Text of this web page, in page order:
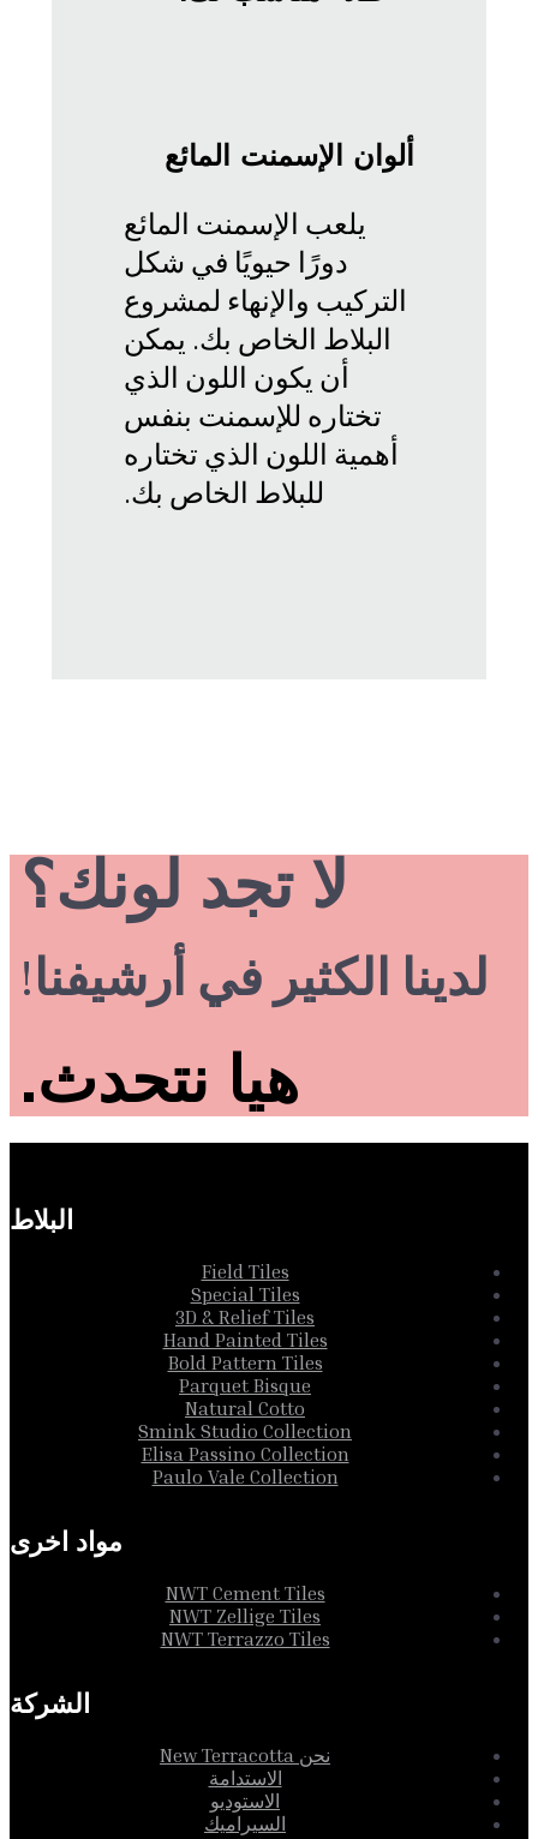
ألوان الإسمنت المائع
يلعب الإسمنت المائع
دورًا حيويًا في شكل
التركيب والإنهاء لمشروع
البلاط الخاص بك. يمكن
أن يكون اللون الذي
تختاره للإسمنت بنفس
أهمية اللون الذي تختاره
للبلاط الخاص بك.
لا تجد لونك؟
لدينا الكثير في أرشيفنا!
هيا نتحدث.
البلاط
Field Tiles
Special Tiles
3D & Relief Tiles
Hand Painted Tiles
Bold Pattern Tiles
Parquet Bisque
Natural Cotto
Smink Studio Collection
Elisa Passino Collection
Paulo Vale Collection
مواد اخرى
NWT Cement Tiles
NWT Zellige Tiles
NWT Terrazzo Tiles
الشركة
نحن New Terracotta
الاستدامة
الاستوديو
السيراميك